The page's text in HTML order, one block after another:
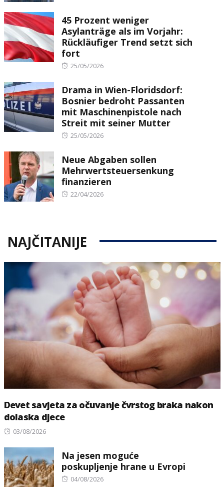
45 Prozent weniger
Asylanträge als im Vorjahr:
Rückläufiger Trend setzt sich
fort
Posted
25/05/2026
Drama in Wien-Floridsdorf:
Bosnier bedroht Passanten
mit Maschinenpistole nach
Streit mit seiner Mutter
Posted
25/05/2026
Neue Abgaben sollen
Mehrwertsteuersenkung
finanzieren
Posted
22/04/2026
NAJČITANIJE
Devet savjeta za očuvanje čvrstog braka nakon
dolaska djece
Posted
03/08/2026
Na jesen moguće
poskupljenje hrane u Evropi
Posted
04/08/2026